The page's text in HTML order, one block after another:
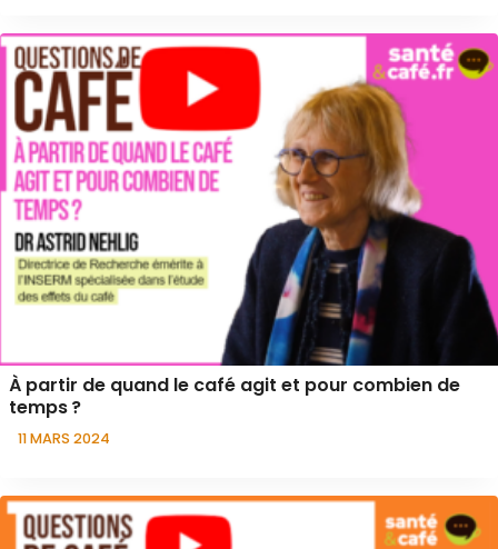
À partir de quand le café agit et pour combien de
temps ?
11 MARS 2024